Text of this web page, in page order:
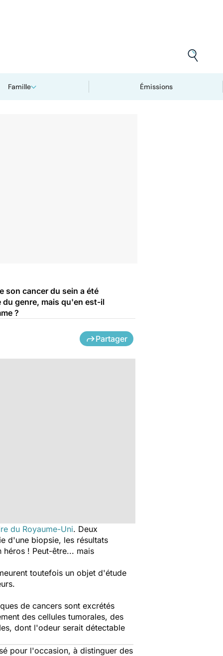
Famille Émissions
son cancer du sein a été
genre, mais qu'en est-il
?
Partager
du Royaume-Uni. Deux
d'une biopsie, les résultats
! Peut-être... mais
toutefois un objet d'étude
de cancers sont excrétés
des cellules tumorales, des
dont l'odeur serait détectable
pour l'occasion, à distinguer des